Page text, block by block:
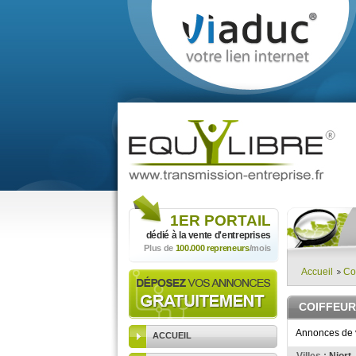
1ER PORTAIL
dédié à la vente d'entreprises
Plus de 100.000 repreneurs/mois
ACCUEIL
Accueil
Annonces de